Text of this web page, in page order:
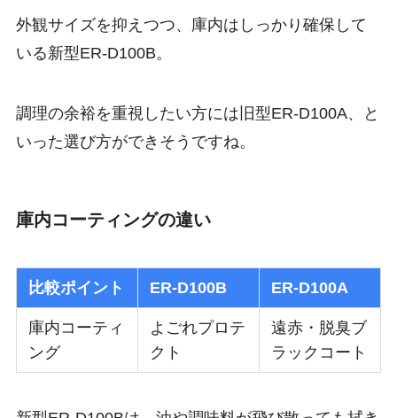
外観サイズを抑えつつ、庫内はしっかり確保して
いる新型ER-D100B。
調理の余裕を重視したい方には旧型ER-D100A、と
いった選び方ができそうですね。
庫内コーティングの違い
比較ポイント ER-D100B ER-D100A
庫内コーティ
ング
よごれプロテ
クト
遠赤・脱臭ブ
ラックコート